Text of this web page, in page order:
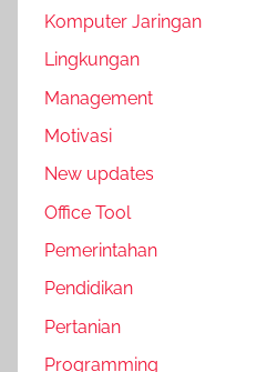
Komputer Jaringan
Lingkungan
Management
Motivasi
New updates
Office Tool
Pemerintahan
Pendidikan
Pertanian
Programming